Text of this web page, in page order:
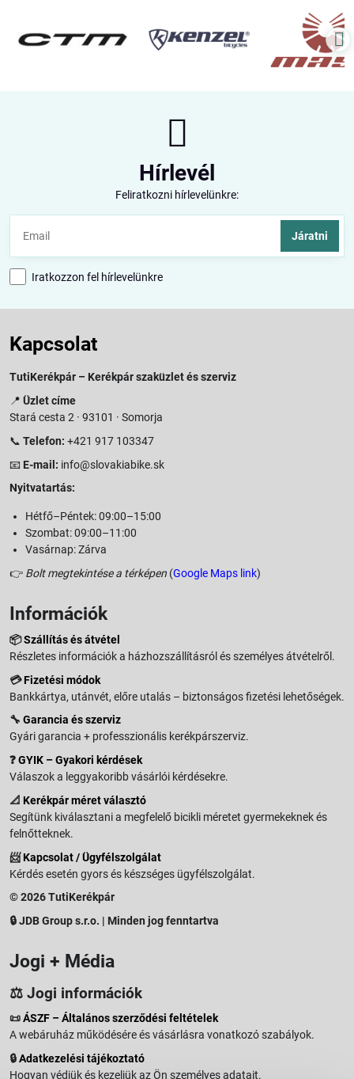
Hírlevél
Feliratkozni hírlevelünkre:
Járatni
Iratkozzon fel hírlevelünkre
Kapcsolat
TutiKerékpár – Kerékpár szaküzlet és szerviz
📍 Üzlet címe
Stará cesta 2 · 93101 · Somorja
📞 Telefon: +421 917 103347
📧 E-mail: info@slovakiabike.sk
Nyitvatartás:
Hétfő–Péntek: 09:00–15:00
Szombat: 09:00–11:00
Vasárnap: Zárva
👉 Bolt megtekintése a térképen (Google Maps link)
Információk
📦Szállítás és átvétel
Részletes információk a házhozszállításról és személyes átvételről.
💳Fizetési módok
Bankkártya, utánvét, előre utalás – biztonságos fizetési lehetőségek.
🔧 Garancia és szerviz
Gyári garancia + professzionális kerékpárszerviz.
❓GYIK – Gyakori kérdések
Válaszok a leggyakoribb vásárlói kérdésekre.
📐 Kerékpár méret választó
Segítünk kiválasztani a megfelelő bicikli méretet gyermekeknek és
felnőtteknek.
📨Kapcsolat / Ügyfélszolgálat
Kérdés esetén gyors és készséges ügyfélszolgálat.
© 2026 TutiKerékpár
🔒 JDB Group s.r.o. | Minden jog fenntartva
Jogi + Média
⚖️ Jogi információk
📜ÁSZF – Általános szerződési feltételek
A webáruház működésére és vásárlásra vonatkozó szabályok.
🔒Adatkezelési tájékoztató
Hogyan védjük és kezeljük az Ön személyes adatait.